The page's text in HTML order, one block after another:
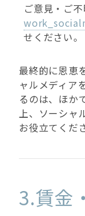
ご意見・ご
せください。
最終的に恩恵
ャルメディア
るのは、ほか
上、ソーシャ
お役立てくだ
3.賃金